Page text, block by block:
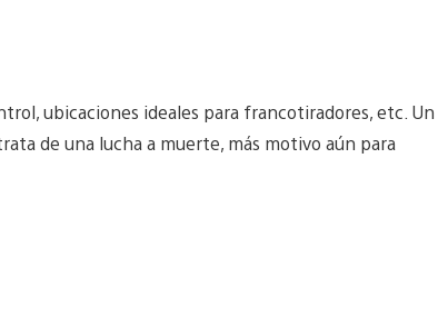
ubicaciones ideales para francotiradores, etc. Un
de una lucha a muerte, más motivo aún para